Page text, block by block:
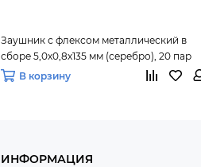
Заушник с флексом металлический в
сборе 5,0х0,8х135 мм (серебро), 20 пар
В корзину
ИНФОРМАЦИЯ